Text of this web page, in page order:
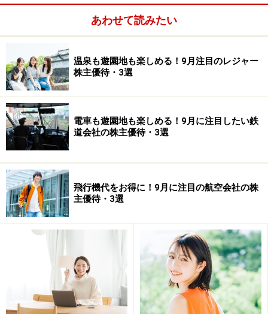
える1000円分の優待券が、年2回もらえます。
さらに、長期継続保有すると優遇され、もらえる優待券
が追加されます。すると、総合利回りが4％を超えるの
で、魅力的な銘柄と言えるでしょう。私はビックカメラ
とコジマの両方の株主なので、優待券を合算して買い物
を楽しんでいます。
【関連動画】桐谷さんが出演する動画はこちら！ 併せて
教えてくれたのは……桐谷広人さん
あわせて読みたい
温泉も遊園地も楽しめる！9月注目のレジャー
株主優待・3選
電車も遊園地も楽しめる！9月に注目したい鉄
道会社の株主優待・3選
飛行機代をお得に！9月に注目の航空会社の株
主優待・3選